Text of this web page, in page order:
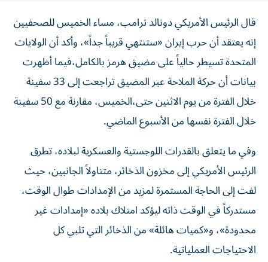
قال الرئيس الأمريكي ‌دونالد ترامب، مساء الخميس للصحفيين
إنه يعتقد ​أن حرب إيران «ستنتهي قريباً جداً»، وأكد أن الولايات
المتحدة تسيطر حالياً على مضيق هرمز بالكامل،فيما أظهرت
بيانات أن حركة الملاحة عبر المضيق تراجعت إلى 33 سفينة
خلال الفترة من يوم الاثنين حتى،الخميس، مقارنة مع 50 سفينة
خلال الفترة نفسها من الأسبوع الماضي.
وفي ما يتعلق بالقدرات اللوجستية والعسكرية لبلاده، تطرق
الرئيس الأمريكي إلى مخزون الذخائر، متناولاً الجانبين، حيث
لفت إلى الحاجة المستمرة لمزيد من الإمدادات طوال الوقت،
مستدركاً في الوقت ذاته ليؤكد امتلاك بلاده «إمدادات غير
محدودة»، و«كميات هائلة» من الذخائر التي تلبي كل
الاحتياجات العملياتية.